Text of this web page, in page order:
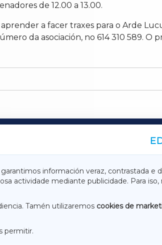
de 12.00 a 13.00.
a facer traxes para o Arde
da asociación, no 614 310 589.
información veraz, contrastada e
actividade mediante publicidade. Para
Tamén utilizaremos cookies de
permitir.
TERRACHAXA
ACORUÑAXA